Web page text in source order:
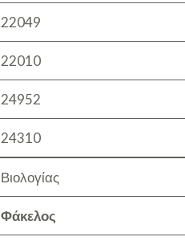
22049
22010
24952
24310
Βιολογίας
Φάκελος